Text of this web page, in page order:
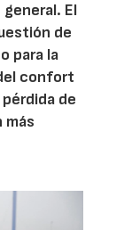
El
de
para la
confort
de
más